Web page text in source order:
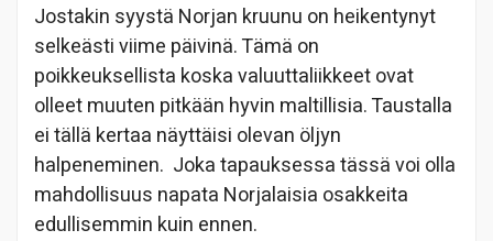
Jostakin syystä Norjan kruunu on heikentynyt
selkeästi viime päivinä. Tämä on
poikkeuksellista koska valuuttaliikkeet ovat
olleet muuten pitkään hyvin maltillisia. Taustalla
ei tällä kertaa näyttäisi olevan öljyn
halpeneminen. Joka tapauksessa tässä voi olla
mahdollisuus napata Norjalaisia osakkeita
edullisemmin kuin ennen.